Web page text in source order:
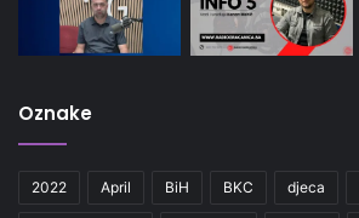
Oznake
2022 April BiH BKC djeca